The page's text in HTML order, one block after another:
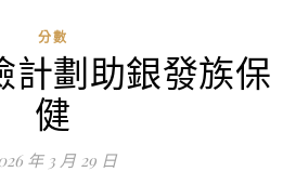
分數
計劃助銀發族保
健
年 3 月 29 日